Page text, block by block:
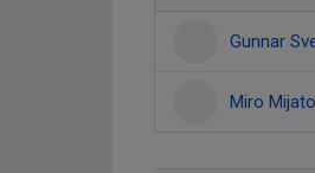
Gunnar
Miro